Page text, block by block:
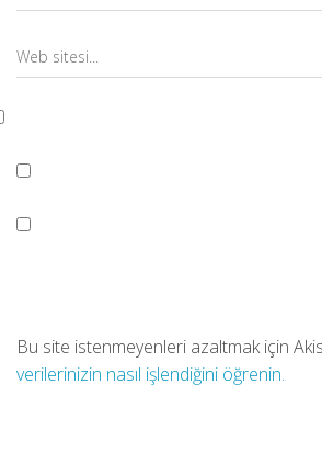
Bu site istenmeyenleri azaltmak için
verilerinizin nasıl işlendiğini öğrenin.